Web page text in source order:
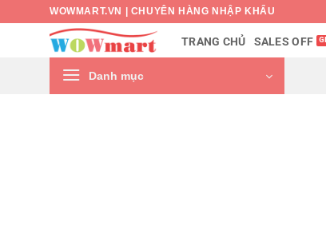
WOWMART.VN | CHUYÊN HÀNG NHẬP KHẨU
TRANG CHỦ SALES OFF
Danh mục